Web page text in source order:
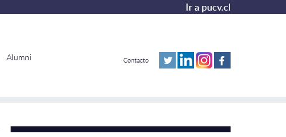
Ir a pucv.cl
Alumni Contacto